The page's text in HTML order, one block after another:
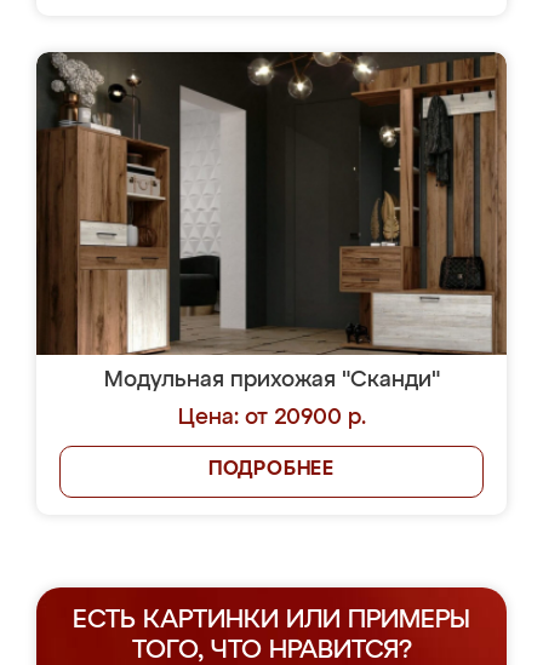
Модульная прихожая "Сканди"
Цена: от 20900 р.
ПОДРОБНЕЕ
ЕСТЬ КАРТИНКИ ИЛИ ПРИМЕРЫ
ТОГО, ЧТО НРАВИТСЯ?